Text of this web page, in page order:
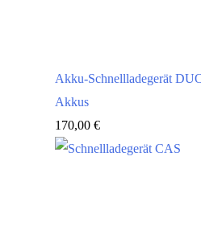
Akku-Schnellladegerät
Akkus
170,00 €